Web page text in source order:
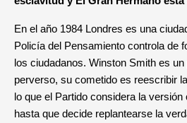
En el año 1984 Londres es una
Policía del Pensamiento controla de
los ciudadanos. Winston Smith es
perverso, su cometido es reescribir
lo que el Partido considera la
hasta que decide replantearse la